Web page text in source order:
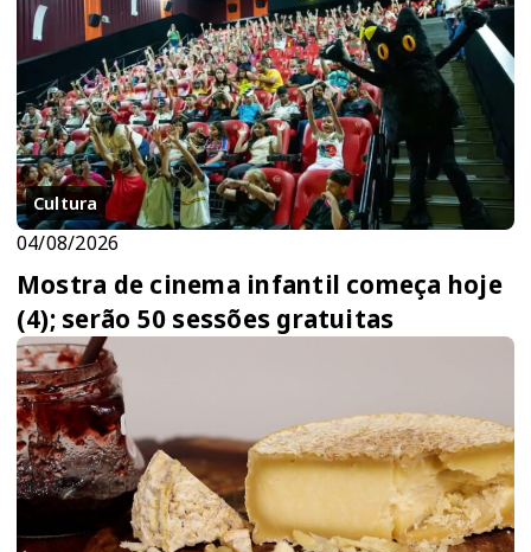
Cultura
04/08/2026
Mostra de cinema infantil começa hoje
(4); serão 50 sessões gratuitas